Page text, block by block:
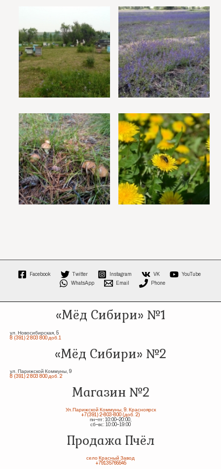
Facebook Twitter Instagram VK
YouTube
WhatsApp
Email Phone
«Мёд Сибири» №1
ул. Новосибирская, 5
8 (391) 2 803 800 доб.1
«Мёд Сибири» №2
ул. Парижской Коммуны, 9
8 (391) 2 803 800 доб. 2
Магазин №2
Ул.Парижской Коммуны, 9. Красноярск
+7(391) 2-803-800 (доб. 2)
пн–пт: 10:00–20:00,
сб–вс: 10:00–19:00
Продажа Пчёл
село Красный Завод
+79135765545